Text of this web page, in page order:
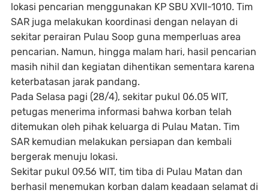
lokasi pencarian menggunakan KP SBU XVII-1010. Tim
SAR juga melakukan koordinasi dengan nelayan di
sekitar perairan Pulau Soop guna memperluas area
pencarian. Namun, hingga malam hari, hasil pencarian
masih nihil dan kegiatan dihentikan sementara karena
keterbatasan jarak pandang.
Pada Selasa pagi (28/4), sekitar pukul 06.05 WIT,
petugas menerima informasi bahwa korban telah
ditemukan oleh pihak keluarga di Pulau Matan. Tim
SAR kemudian melakukan persiapan dan kembali
bergerak menuju lokasi.
Sekitar pukul 09.56 WIT, tim tiba di Pulau Matan dan
berhasil menemukan korban dalam keadaan selamat di